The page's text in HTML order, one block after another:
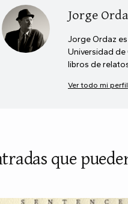
Jorge
Jorge Ordaz
Universidad de
libros de
Ver todo mi perfil
que